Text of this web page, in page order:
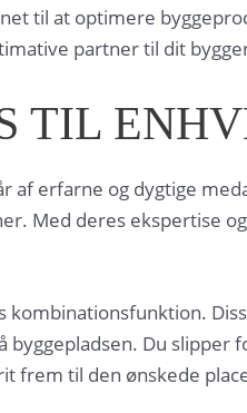
til at optimere
partner til dit
TIL
af erfarne og dygtige
Med deres ekspertise
Du
til den ønskede